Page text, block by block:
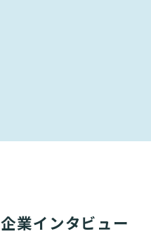
企業インタビュー